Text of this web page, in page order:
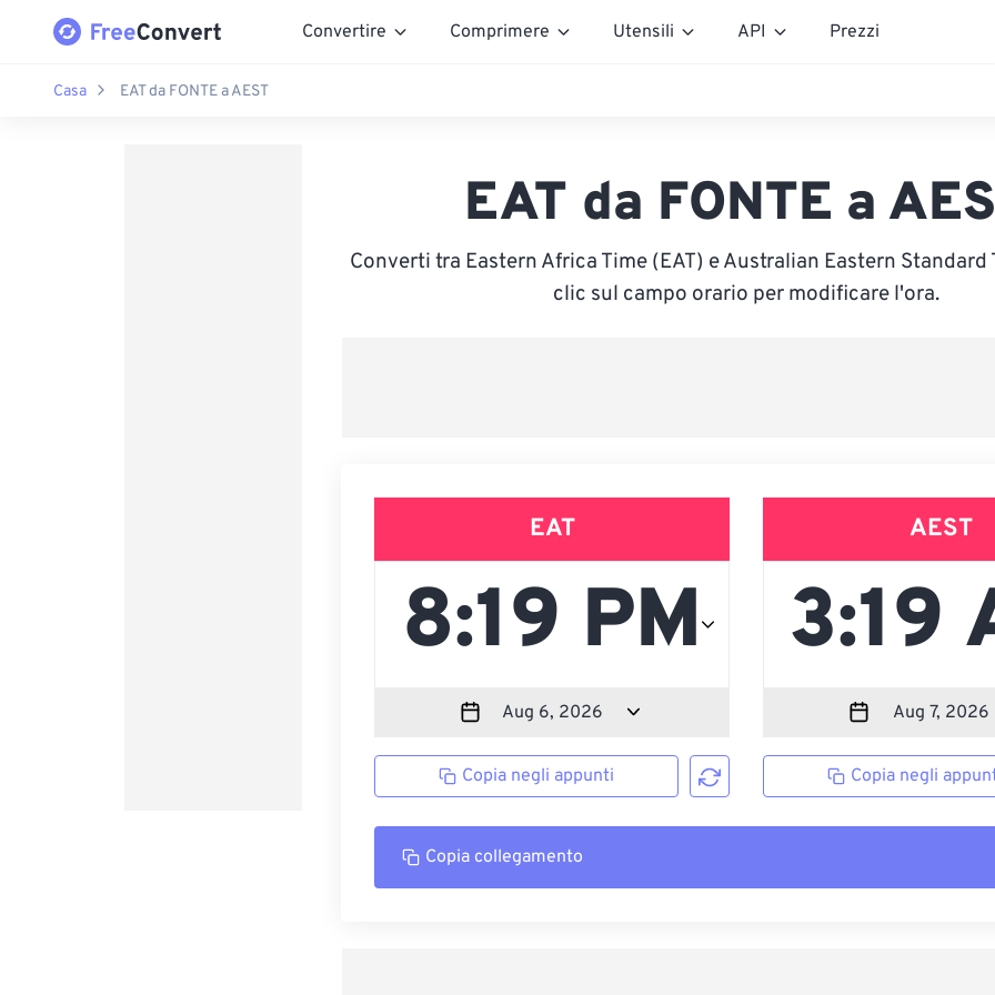
Convertire Comprimere Utensili API Prezzi
Casa EAT da FONTE a AEST
EAT da FONTE a
Converti tra Eastern Africa Time (EAT) e Australian Eastern Standard
clic sul campo orario per modificare l'ora.
EAT
Copia negli appunti
AEST
Copia negli
Copia collegamento